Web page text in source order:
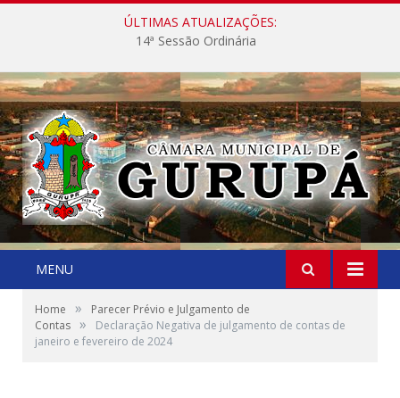
ÚLTIMAS ATUALIZAÇÕES:
14ª Sessão Ordinária
MENU
Home »
Parecer Prévio e Julgamento de
Contas »
Declaração Negativa de julgamento de contas de
janeiro e fevereiro de 2024